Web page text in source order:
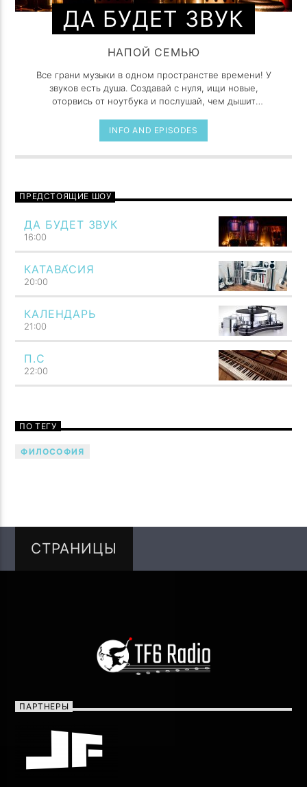
ДА БУДЕТ ЗВУК
НАПОЙ СЕМЬЮ
Все грани музыки в одном пространстве времени! У
звуков есть душа. Создавай с нуля, ищи новые,
оторвись от ноутбука и послушай, чем дышит
единство. Как мысль охватывает всю душу, так и звук
обладает силой потрясать всего человека. Говори
музыкой! Напой семью — TF6 Radio
INFO AND EPISODES
ПРЕДСТОЯЩИЕ ШОУ
ДА БУДЕТ ЗВУК
16:00
КАТАВА́СИЯ
20:00
КАЛЕНДАРЬ
21:00
П.С
22:00
ПО ТЕГУ
ФИЛОСОФИЯ
СТРАНИЦЫ
ПАРТНЕРЫ